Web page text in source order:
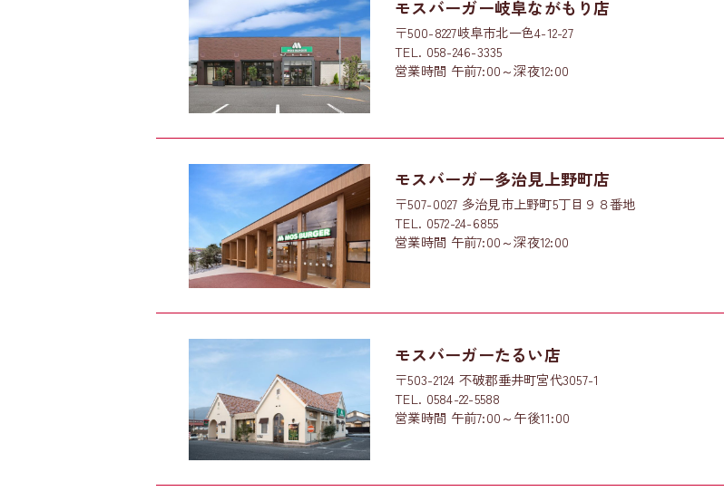
モスバーガー岐阜ながもり店
〒500-8227岐阜市北一色4-12-27
TEL. 058-246-3335
営業時間 午前7:00～深夜12:00
モスバーガー多治見上野町店
〒507-0027 多治見市上野町5丁目９８番地
TEL. 0572-24-6855
営業時間 午前7:00～深夜12:00
モスバーガーたるい店
〒503-2124 不破郡垂井町宮代3057-1
TEL. 0584-22-5588
営業時間 午前7:00～午後11:00